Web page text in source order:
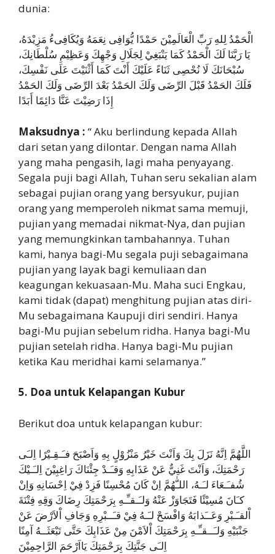
dunia:
الْحَمْدُ لِلهِ رَبِّ الْعَالَمِيْنَ حَمْدًا يُّوَافِى نِعَمَهُ وَيُكَافِىءُ مَزِيْدَهُ،
يَا رَبَّنَا لَكَ الْحَمْدُ كَمَا يَنْبَغِيْ لِجَلَالِ وَجْهِكَ وَعَظِيْمِ سُلْطَانِكَ،
سُبْحَانَكَ لَا نُحْصِى ثَنَاءً عَلَيْكَ أَنْتَ كَمَا أَثْنَيْتَ عَلَى نَفْسِكَ،
فَلَكَ الحَمْدُ قَبْلَ الرِّضَى وَلَكَ الحَمْدُ بَعْدَ الرِّضَى وَلَكَ الحَمْدُ
إِذَا رَضِيْتَ عَنَّا دَائِمًا أَبَدًا
Maksudnya : “ Aku berlindung kepada Allah
dari setan yang dilontar. Dengan nama Allah
yang maha pengasih, lagi maha penyayang.
Segala puji bagi Allah, Tuhan seru sekalian alam
sebagai pujian orang yang bersyukur, pujian
orang yang memperoleh nikmat sama memuji,
pujian yang memadai nikmat-Nya, dan pujian
yang memungkinkan tambahannya. Tuhan
kami, hanya bagi-Mu segala puji sebagaimana
pujian yang layak bagi kemuliaan dan
keagungan kekuasaan-Mu. Maha suci Engkau,
kami tidak (dapat) menghitung pujian atas diri-
Mu sebagaimana Kaupuji diri sendiri. Hanya
bagi-Mu pujian sebelum ridha. Hanya bagi-Mu
pujian setelah ridha. Hanya bagi-Mu pujian
ketika Kau meridhai kami selamanya.”
5. Doa untuk Kelapangan Kubur
Berikut doa untuk kelapangan kubur:
اللَّهُمَّ اِنَّهُ نَزَلَ بِكَ وَاَنْتَ خَيْرُ مَنْزُوْلٍ بِهِ وَاَصْبَحَ فـَـقِـيْرًا اِلـَى
رَحْمَتِكَ، وَاَنْتَ غَنِيٌّ عَنْ عَذَابِهِ وَقـَـدْ جِئْنَاكَ رَاغِبِيْنَ اِلـَـيْكَ
شُفـَـعَاءَ لـَـهُ، اللـّٰهُمَّ اِنْ كَانَ مُحْسِنًا فَزِدْ فِيْ اِحْسَانِهِ وَاِنْ
كـَانَ مُسِيْئًا فَتَجَاوَزْ عَنْهُ وَلـَـقـِّـهِ بِرَحْمَتِكَ رِضَاكَ وَقِهِ فِتْنَةَ
اْلقـَـبْرِ وَعَــَذابَهُ وَافْسَحْ لـَـهُ فِيْ قـَــبْرِهِ وَجَافِ اْلاَرْضَ عَنْ
جَنْبَيْهِ وَلـَــقـِّـهِ بِرَحْمَتِكَ اْلاَمْنَ مِنْ عَذَابِكَ حَتَّى تَبْعَثَــهُ آمِنًا
اِلـَى جَنَّتِكَ بِرَحْمَتِكَ يَااَرْحَمَ الرَّاحِمِيْنَ